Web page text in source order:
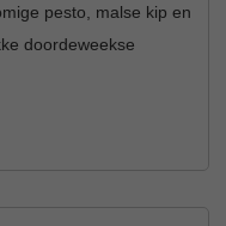
pesto, malse kip en
doordeweekse